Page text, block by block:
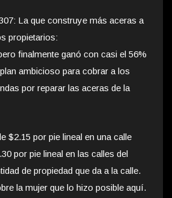
La que construye más aceras a
propietarios:
finalmente ganó con casi el 56%
ambicioso para cobrar a los
por reparar las aceras de la
$2.15 por pie lineal en una calle
por pie lineal en las calles del
de propiedad que da a la calle.
la mujer que lo hizo posible aquí.